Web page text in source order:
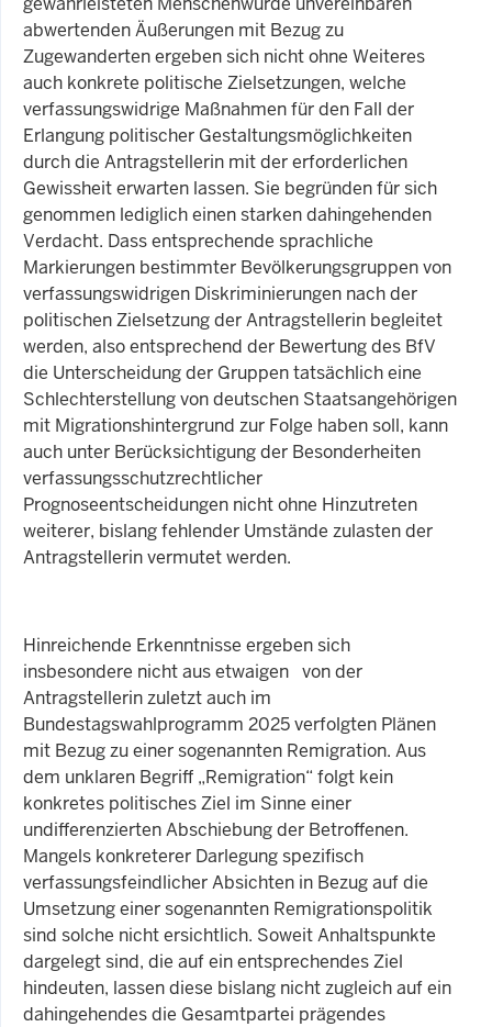
abwertenden Äußerungen mit Bezug zu
Zugewanderten ergeben sich nicht ohne Weiteres
auch konkrete politische Zielsetzungen, welche
verfassungswidrige Maßnahmen für den Fall der
Erlangung politischer Gestaltungsmöglichkeiten
durch die Antragstellerin mit der erforderlichen
Gewissheit erwarten lassen. Sie begründen für sich
genommen lediglich einen starken dahingehenden
Verdacht. Dass entsprechende sprachliche
Markierungen bestimmter Bevölkerungsgruppen von
verfassungswidrigen Diskriminierungen nach der
politischen Zielsetzung der Antragstellerin begleitet
werden, also entsprechend der Bewertung des BfV
die Unterscheidung der Gruppen tatsächlich eine
Schlechterstellung von deutschen Staatsangehörigen
mit Migrationshintergrund zur Folge haben soll, kann
auch unter Berücksichtigung der Besonderheiten
verfassungsschutzrechtlicher
Prognoseentscheidungen nicht ohne Hinzutreten
weiterer, bislang fehlender Umstände zulasten der
Antragstellerin vermutet werden.
Hinreichende Erkenntnisse ergeben sich
insbesondere nicht aus etwaigen von der
Antragstellerin zuletzt auch im
Bundestagswahlprogramm 2025 verfolgten Plänen
mit Bezug zu einer sogenannten Remigration. Aus
dem unklaren Begriff „Remigration“ folgt kein
konkretes politisches Ziel im Sinne einer
undifferenzierten Abschiebung der Betroffenen.
Mangels konkreterer Darlegung spezifisch
verfassungsfeindlicher Absichten in Bezug auf die
Umsetzung einer sogenannten Remigrationspolitik
sind solche nicht ersichtlich. Soweit Anhaltspunkte
dargelegt sind, die auf ein entsprechendes Ziel
hindeuten, lassen diese bislang nicht zugleich auf ein
dahingehendes die Gesamtpartei prägendes